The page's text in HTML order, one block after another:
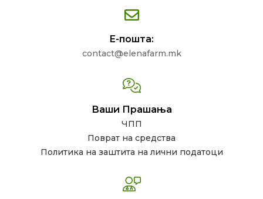
Е-пошта:
contact@elenafarm.mk
Ваши Прашања
ЧПП
Поврат на средства
Политика на заштита на лични податоци